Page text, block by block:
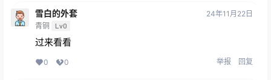
雪白的外套
青铜 Lv0
24年11月22日
过来看看
0 0 举报 回复